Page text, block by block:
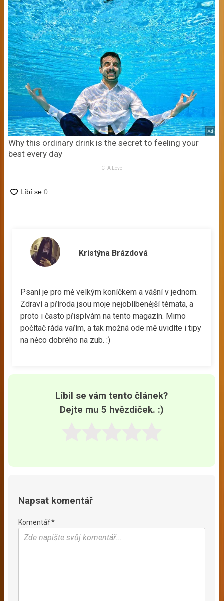
Why this ordinary drink is the secret to feeling your
best every day
CTA Love
Kristýna Brázdová
Psaní je pro mě velkým koníčkem a vášní v jednom.
Zdraví a příroda jsou moje nejoblíbenější témata, a
proto i často přispívám na tento magazín. Mimo
počítač ráda vařím, a tak možná ode mě uvidíte i tipy
na něco dobrého na zub. :)
Líbil se vám tento článek?
Dejte mu 5 hvězdiček. :)
Napsat komentář
Komentář *